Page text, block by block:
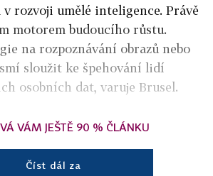
rozvoji umělé inteligence. Právě
motorem budoucího růstu.
na rozpoznávání obrazů nebo
sloužit ke špehování lidí
osobních dat, varuje Brusel.
VÁM JEŠTĚ 90 % ČLÁNKU
Číst dál za